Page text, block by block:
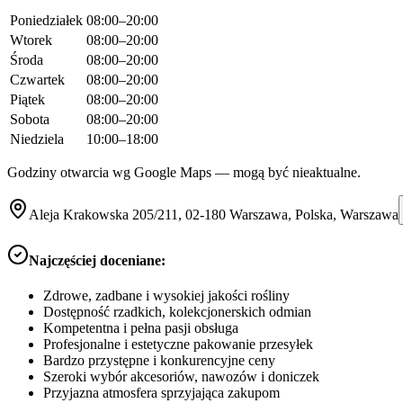
Poniedziałek 08:00–20:00
Wtorek
08:00–20:00
Środa
08:00–20:00
Czwartek
08:00–20:00
Piątek
08:00–20:00
Sobota
08:00–20:00
Niedziela
10:00–18:00
Godziny otwarcia wg Google Maps — mogą być nieaktualne.
Aleja Krakowska 205/211, 02-180 Warszawa, Polska, Warszawa
Najczęściej doceniane:
Zdrowe, zadbane i wysokiej jakości rośliny
Dostępność rzadkich, kolekcjonerskich odmian
Kompetentna i pełna pasji obsługa
Profesjonalne i estetyczne pakowanie przesyłek
Bardzo przystępne i konkurencyjne ceny
Szeroki wybór akcesoriów, nawozów i doniczek
Przyjazna atmosfera sprzyjająca zakupom